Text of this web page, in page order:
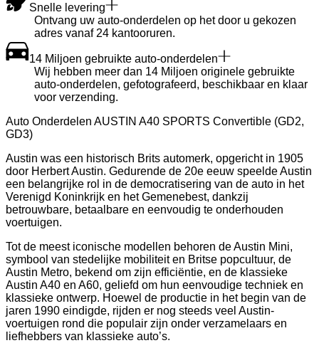
Snelle levering
Ontvang uw auto-onderdelen op het door u gekozen
adres vanaf 24 kantooruren.
14 Miljoen gebruikte auto-onderdelen
Wij hebben meer dan 14 Miljoen originele gebruikte
auto-onderdelen, gefotografeerd, beschikbaar en klaar
voor verzending.
Auto Onderdelen AUSTIN A40 SPORTS Convertible (GD2,
GD3)
Austin was een historisch Brits automerk, opgericht in 1905
door Herbert Austin. Gedurende de 20e eeuw speelde Austin
een belangrijke rol in de democratisering van de auto in het
Verenigd Koninkrijk en het Gemenebest, dankzij
betrouwbare, betaalbare en eenvoudig te onderhouden
voertuigen.
Tot de meest iconische modellen behoren de Austin Mini,
symbool van stedelijke mobiliteit en Britse popcultuur, de
Austin Metro, bekend om zijn efficiëntie, en de klassieke
Austin A40 en A60, geliefd om hun eenvoudige techniek en
klassieke ontwerp. Hoewel de productie in het begin van de
jaren 1990 eindigde, rijden er nog steeds veel Austin-
voertuigen rond die populair zijn onder verzamelaars en
liefhebbers van klassieke auto’s.